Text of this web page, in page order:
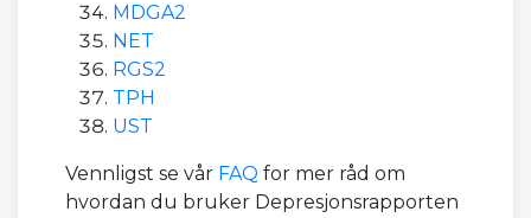
MDGA2
NET
RGS2
TPH
UST
Vennligst se vår FAQ for mer råd om
hvordan du bruker Depresjonsrapporten